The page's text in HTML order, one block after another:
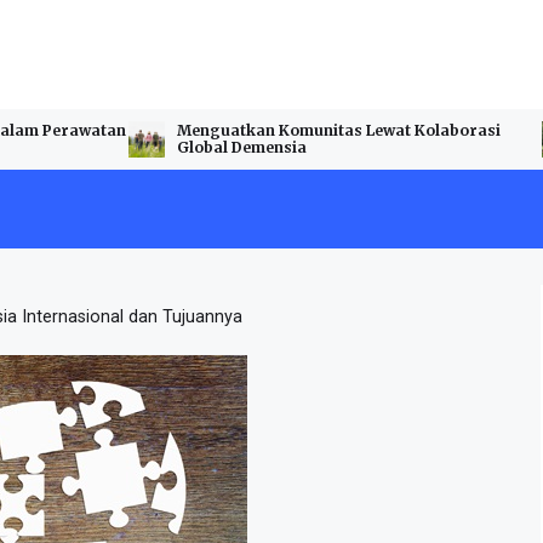
Kolaborasi
Kerja Sama Internasional untuk Peningkatan
Kualitas Hidup Penderita Demensia
Internasional dan Tujuannya